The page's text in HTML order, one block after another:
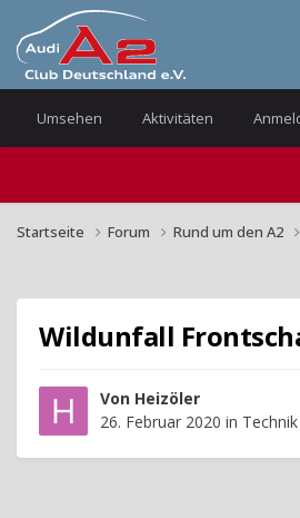
Umsehen Aktivitäten
Startseite Forum Rund um den A2
Wildunfall
Von Heizöler
26. Februar 2020 in Technik